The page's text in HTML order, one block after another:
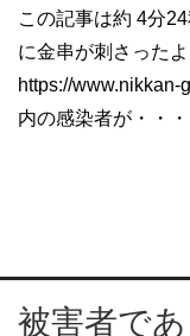
この記事は約 4分
に金串が刺さった
https://www.nikkan-
内の感染者が・・・
被害者で